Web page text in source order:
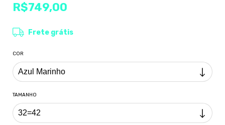
R$749,00
Frete grátis
COR
TAMANHO